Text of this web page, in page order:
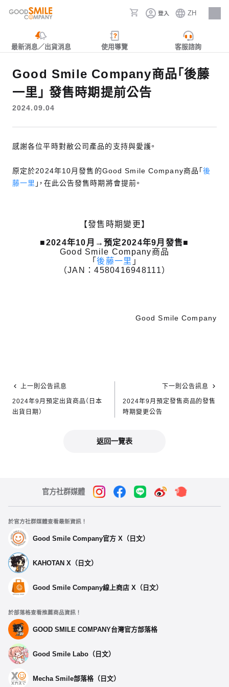
登入 ZH
人才招募
最新消息／出貨消息 使用導覽 客服諮詢
Good Smile Company商品「後藤
一里」 發售時期提前公告
2024.09.04
感謝各位平時對敝公司產品的支持與愛護。
原定於2024年10月發售的Good Smile Company商品「後
藤一里 」，在此公告發售時期將會提前。
【發售時期變更】
■2024年10月→預定2024年9月發售■
Good Smile Company商品
「後藤一里 」
（JAN：4580416948111）
Good Smile Company
上一則公告訊息
2024年9月預定出貨商品（日本
出貨日期）
下一則公告訊息
2024年9月預定發售商品的發售
時期變更公告
返回一覽表
官方社群媒體
於官方社群媒體查看最新資訊！
Good Smile Company官方 X（日文）
KAHOTAN X（日文）
Good Smile Company線上商店 X（日文）
於部落格查看推薦商品資訊！
GOOD SMILE COMPANY台灣官方部落格
Good Smile Labo（日文）
Mecha Smile部落格（日文）